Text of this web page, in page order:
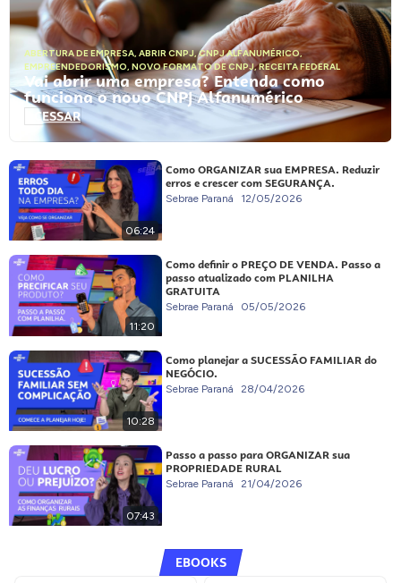
ABERTURA DE EMPRESA, ABRIR CNPJ,CNPJ ALFANUMÉRICO,
EMPREENDEDORISMO, NOVO FORMATO DE CNPJ,RECEITA FEDERAL
Vai abrir uma empresa? Entenda como
funciona o novo CNPJ Alfanumérico
ACESSAR
06:24
Como ORGANIZAR sua EMPRESA. Reduzir
erros e crescer com SEGURANÇA.
Sebrae Paraná 12/05/2026
11:20
Como definir o PREÇO DE VENDA. Passo a
passo atualizado com PLANILHA
GRATUITA
Sebrae Paraná 05/05/2026
10:28
Como planejar a SUCESSÃO FAMILIAR do
NEGÓCIO.
Sebrae Paraná 28/04/2026
07:43
Passo a passo para ORGANIZAR sua
PROPRIEDADE RURAL
Sebrae Paraná 21/04/2026
EBOOKS